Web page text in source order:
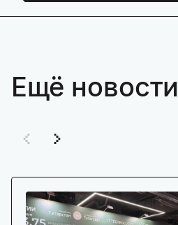
Ещё новости